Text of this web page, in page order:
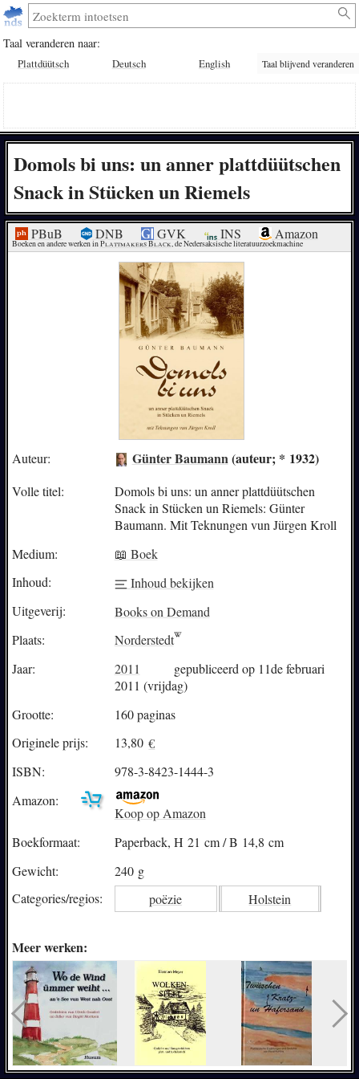
Taal veranderen naar:
Plattdüütsch Deutsch English Taal blijvend veranderen
Domols bi uns: un anner plattdüütschen
Snack in Stücken un Riemels
PBuB DNB GVK INS Amazon
Boeken en andere werken in Plattmakers Black, de Nedersaksische literatuurzoekmachine
Auteur: Günter Baumann (auteur; * 1932)
Volle titel:
Domols bi uns: un anner plattdüütschen
Snack in Stücken un Riemels: Günter
Baumann. Mit Teknungen vun Jürgen Kroll
Medium:
📖 Boek
Inhoud:
Inhoud bekijken
Uitgeverij:
Books on Demand
Plaats:
Norderstedt
Jaar:
2011
gepubliceerd op 11de februari
2011 (vrijdag)
Grootte:
160 paginas
Originele prijs:
13,80 €
ISBN:
978-3-8423-1444-3
Amazon:
Koop op Amazon
Boekformaat:
Paperback, H 21 cm / B 14,8 cm
Gewicht:
240 g
Categories/regios: poëzie Holstein
Meer werken: